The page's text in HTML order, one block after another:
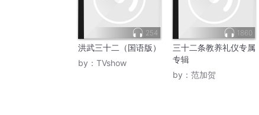
254
洪武三十二（国语版）
by： TVshow
1860
三十二条教养礼仪专属
专辑
by： 范加贺